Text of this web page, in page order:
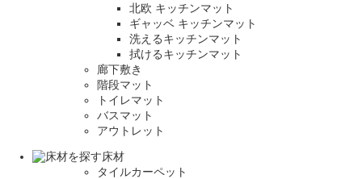
北欧 キッチンマット
ギャッベ キッチンマット
洗えるキッチンマット
拭けるキッチンマット
廊下敷き
階段マット
トイレマット
バスマット
アウトレット
床材
タイルカーペット